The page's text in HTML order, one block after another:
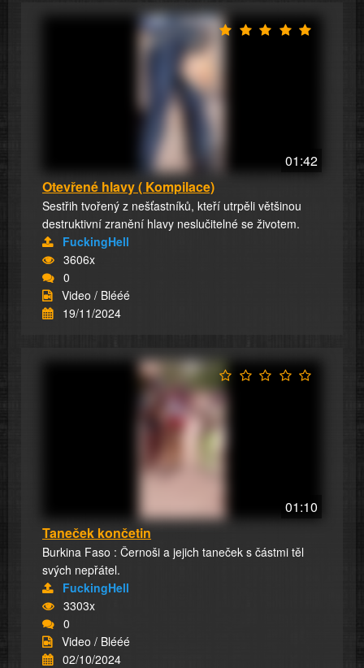
01:42
Otevřené hlavy ( Kompilace)
Sestřih tvořený z nešťastníků, kteří utrpěli většinou
destruktivní zranění hlavy neslučitelné se životem.
FuckingHell
3606x
0
Video / Blééé
19/11/2024
01:10
Taneček končetin
Burkina Faso : Černoši a jejich taneček s částmi těl
svých nepřátel.
FuckingHell
3303x
0
Video / Blééé
02/10/2024